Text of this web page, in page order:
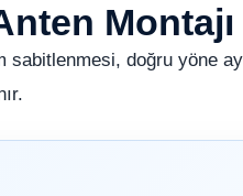
Montajı
sabitlenmesi, doğru yöne